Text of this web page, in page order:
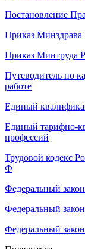
Постановление
Приказ Минздрава
Приказ Минтруда
Путеводитель по
работе
Единый
Единый тарифно-
профессий
Трудовой кодекс
Ф
Федеральный
Федеральный
Федеральный